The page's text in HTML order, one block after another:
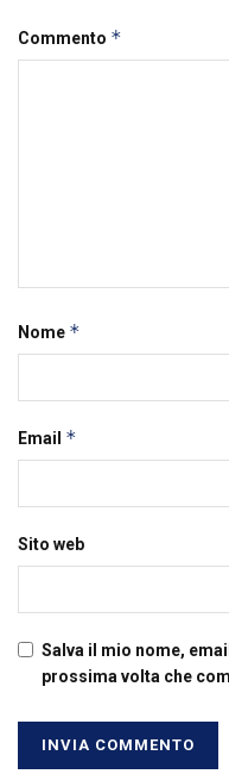
Commento *
Nome *
Email *
Sito web
Salva il mio nome,
prossima volta che